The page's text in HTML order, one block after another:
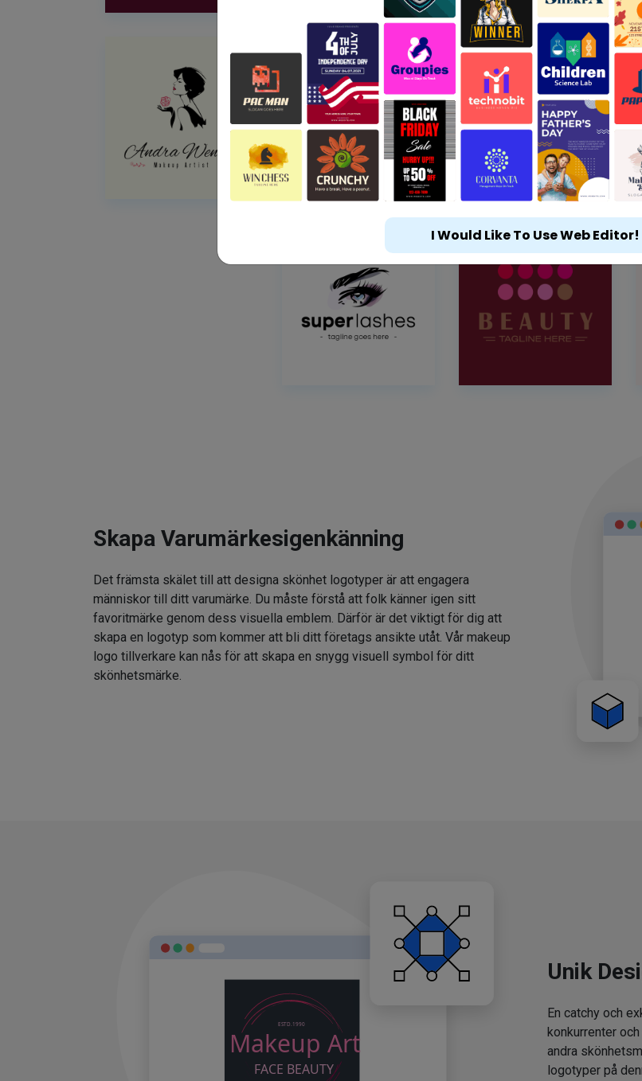
Skapa Varumärkesigenkänning
Det främsta skälet till att designa skönhet logotyper är att engagera
människor till ditt varumärke. Du måste förstå att folk känner igen sitt
favoritmärke genom dess visuella emblem. Därför är det viktigt för dig att
skapa en logotyp som kommer att bli ditt företags ansikte utåt. Vår makeup
logo tillverkare kan nås för att skapa en snygg visuell symbol för ditt
skönhetsmärke.
Unik
En catchy och
konkurrenter
andra
logotyper på
I Would Like To Use Web Editor!